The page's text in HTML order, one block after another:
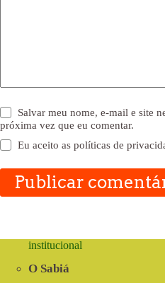
Salvar meu nome, e-mail e site
próxima vez que eu comentar.
Eu aceito aspolíticas de
Publicar
institucional
O Sabiá